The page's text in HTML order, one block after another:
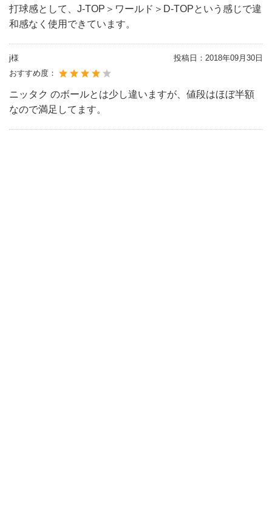
打球感として、J-TOP＞ワールド＞D-TOPという感じで違
和感なく使用できています。
j様 投稿日： 2018年09月30日
おすすめ度：
ニッタク のボールとは少し違いますが、値段はほぼ半額
なので満足してます。